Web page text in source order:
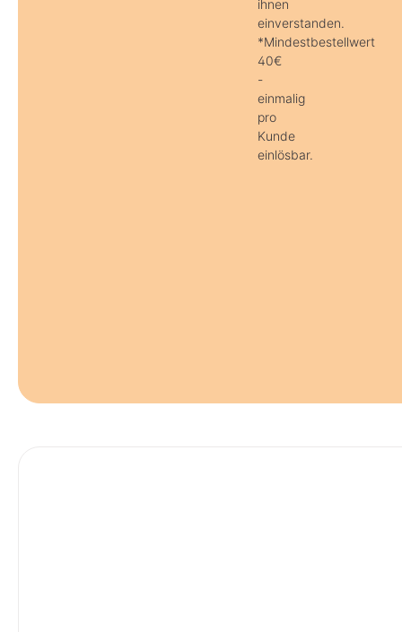
ihnen
einverstanden.
*Mindestbestellwert
40€
-
einmalig
pro
Kunde
einlösbar.